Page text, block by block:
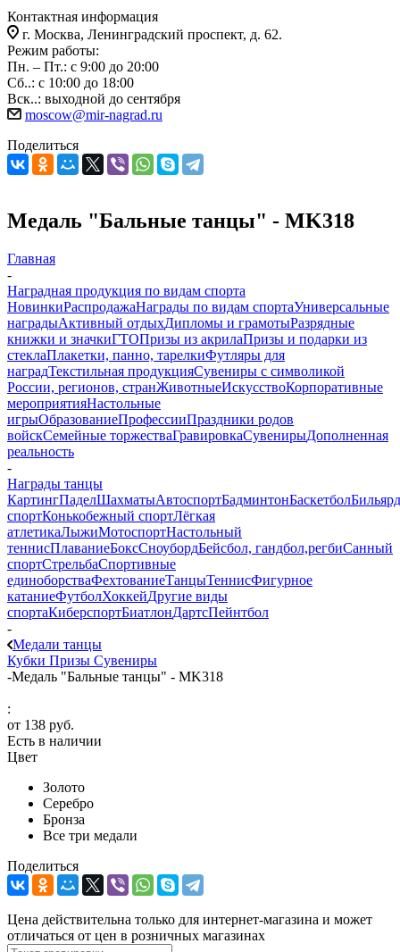
Контактная информация
г. Москва, Ленинградский проспект, д. 62.
Режим работы:
Пн. – Пт.: с 9:00 до 20:00
Сб..: с 10:00 до 18:00
Вск..: выходной до сентября
moscow@mir-nagrad.ru
Поделиться
Медаль "Бальные танцы" - MK318
Главная
-
Наградная продукция по видам спорта
НовинкиРаспродажаНаграды по видам спортаУниверсальные
наградыАктивный отдыхДипломы и грамотыРазрядные
книжки и значкиГТОПризы из акрилаПризы и подарки из
стеклаПлакетки, панно, тарелкиФутляры для
наградТекстильная продукцияСувениры с символикой
России, регионов, странЖивотныеИскусствоКорпоративные
мероприятияНастольные
игрыОбразованиеПрофессииПраздники родов
войскСемейные торжестваГравировкаСувенирыДополненная
реальность
-
Награды танцы
КартингПаделШахматыАвтоспортБадминтонБаскетболБильярд
спортКонькобежный спортЛёгкая
атлетикаЛыжиМотоспортНастольный
теннисПлаваниеБоксСноубордБейсбол, гандбол,регбиСанный
спортСтрельбаСпортивные
единоборстваФехтованиеТанцыТеннисФигурное
катаниеФутболХоккейДругие виды
спортаКиберспортБиатлонДартсПейнтбол
-
Медали танцы
Кубки Призы Сувениры
-Медаль "Бальные танцы" - MK318
:
от 138 руб.
Есть в наличии
Цвет
Золото
Серебро
Бронза
Все три медали
Поделиться
Цена действительна только для интернет-магазина и может
отличаться от цен в розничных магазинах